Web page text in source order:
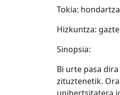
Tokia:
Hizkuntza:
Sinopsia:
Bi urte pasa
zituztenetik.